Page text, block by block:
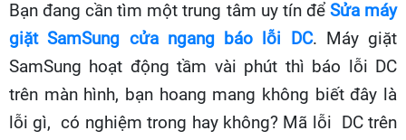
Bạn đang cần tìm một trung tâm uy tín để Sửa máy
giặt SamSung cửa ngang báo lỗi DC. Máy giặt
SamSung hoạt động tầm vài phút thì báo lỗi DC
trên màn hình, bạn hoang mang không biết đây là
lỗi gì, có nghiệm trong hay không? Mã lỗi DC trên